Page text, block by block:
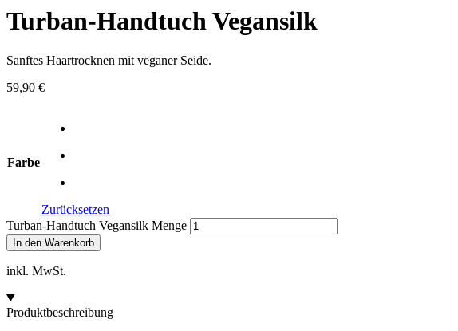
Stream TypeLIVE
Seek to live, currently playing liveLIVE
Descriptions
descriptions off
Subtitles
dialog
Audio Track
Turban-Handtuch Vegansilk
Sanftes Haartrocknen mit veganer Seide.
59,90 €
Farbe
Zurücksetzen
Turban-Handtuch Vegansilk Menge
In den Warenkorb
inkl. MwSt.
Produktbeschreibung